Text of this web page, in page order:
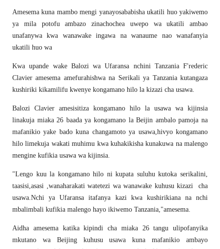
Amesema kuna mambo mengi yanayosababisha ukatili huo yakiwemo
ya mila potofu ambazo zinachochea uwepo wa ukatili ambao
unafanywa kwa wanawake ingawa na wanaume nao wanafanyia
ukatili huo wa
Kwa upande wake Balozi wa Ufaransa nchini Tanzania F'rederic
Clavier amesema amefurahishwa na Serikali ya Tanzania kutangaza
kushiriki kikamilifu kwenye kongamano hilo la kizazi cha usawa.
Balozi Clavier amesisitiza kongamano hilo la usawa wa kijinsia
linakuja miaka 26 baada ya kongamano la Beijin ambalo pamoja na
mafanikio yake bado kuna changamoto ya usawa,hivyo kongamano
hilo limekuja wakati muhimu kwa kuhakikisha kunakuwa na malengo
mengine kufikia usawa wa kijinsia.
"Lengo kuu la kongamano hilo ni kupata suluhu kutoka serikalini,
taasisi,asasi ,wanaharakati watetezi wa wanawake kuhusu kizazi cha
usawa.Nchi ya Ufaransa itafanya kazi kwa kushirikiana na nchi
mbalimbali kufikia malengo hayo ikiwemo Tanzania,"amesema.
Aidha amesema katika kipindi cha miaka 26 tangu ulipofanyika
mkutano wa Beijing kuhusu usawa kuna mafanikio ambayo